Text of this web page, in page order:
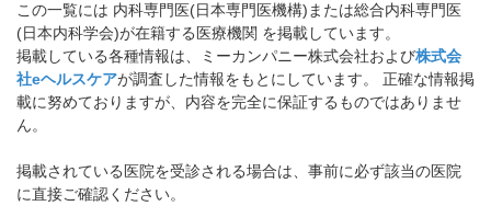
この一覧には 内科専門医(日本専門医機構)または総合内科専門医
(日本内科学会)が在籍する医療機関 を掲載しています。
掲載している各種情報は、ミーカンパニー株式会社および株式会
社eヘルスケアが調査した情報をもとにしています。 正確な情報掲
載に努めておりますが、内容を完全に保証するものではありませ
ん。
掲載されている医院を受診される場合は、事前に必ず該当の医院
に直接ご確認ください。